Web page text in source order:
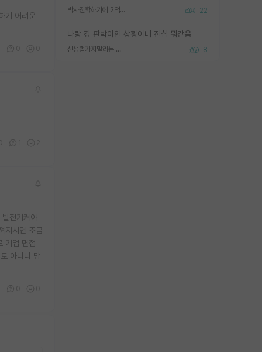
박사진학하기에 2억은 괜찮은 (?) 정도의 경제력인가요 22
나랑 걍 판박이인 상황이네 진심 뭐같음
신생랩가지말라는 이유가 있었구나 8
기 어려운
전기켜야
지시면 조금
기업 면접
아니니 맘